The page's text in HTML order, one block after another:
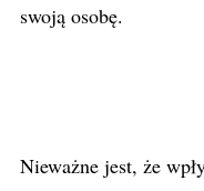
swoją osobę.
Nieważne jest, że